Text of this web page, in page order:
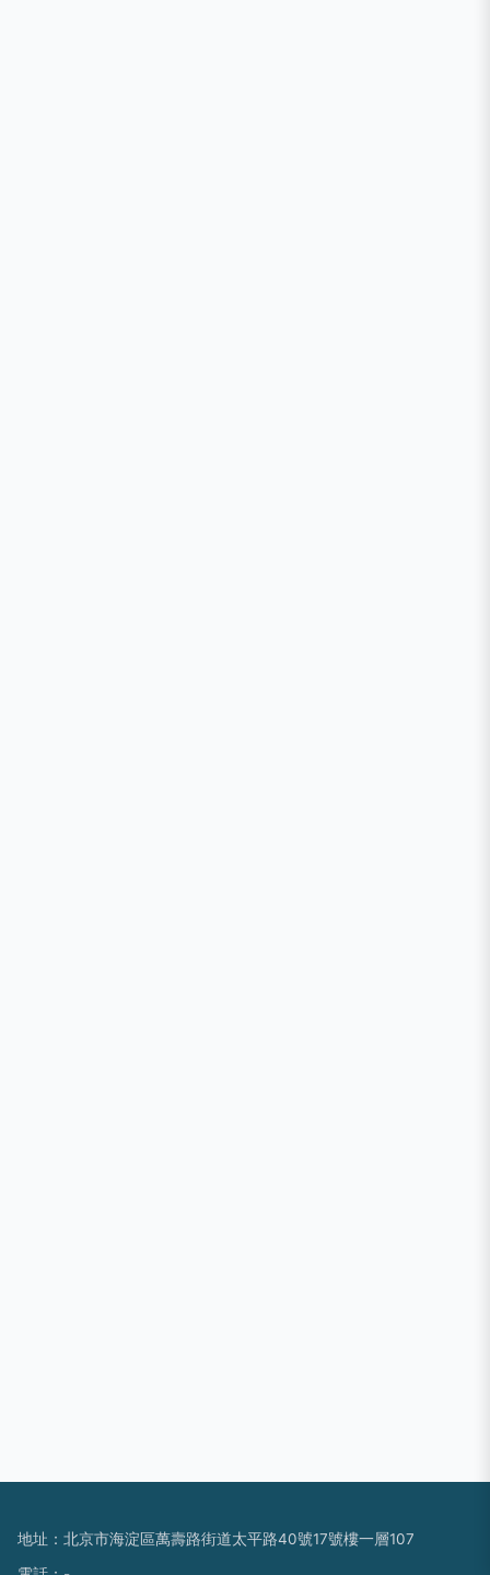
地址：北京市海淀區萬壽路街道太平路40號17號樓一層107